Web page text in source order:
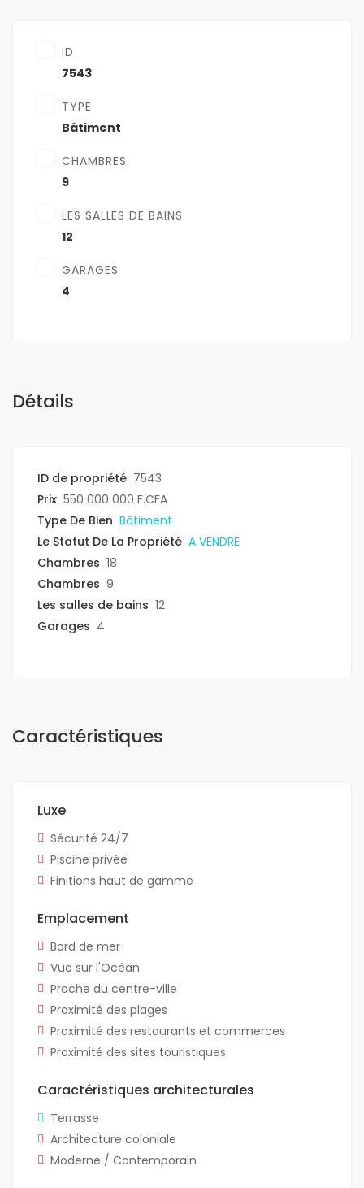
ID
7543
TYPE
Bâtiment
CHAMBRES
9
LES SALLES DE BAINS
12
GARAGES
4
Détails
ID de propriété 7543
Prix 550 000 000 F.CFA
Type De Bien Bâtiment
Le Statut De La Propriété A VENDRE
Chambres 18
Chambres 9
Les salles de bains 12
Garages 4
Caractéristiques
Luxe
Sécurité 24/7
Piscine privée
Finitions haut de gamme
Emplacement
Bord de mer
Vue sur l'Océan
Proche du centre-ville
Proximité des plages
Proximité des restaurants et commerces
Proximité des sites touristiques
Caractéristiques architecturales
Terrasse
Architecture coloniale
Moderne / Contemporain